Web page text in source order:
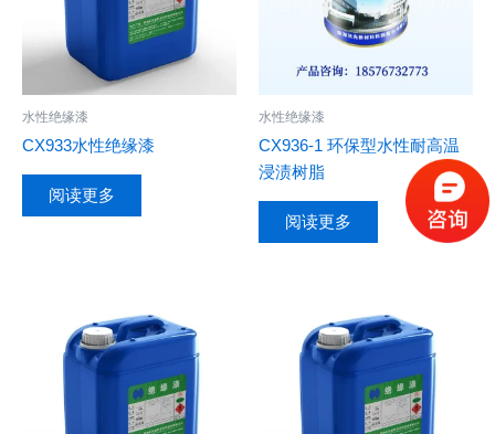
水性绝缘漆
CX933水性绝缘漆
阅读更多
水性绝缘漆
CX936-1 环保型水性耐高温
浸渍树脂
阅读更多